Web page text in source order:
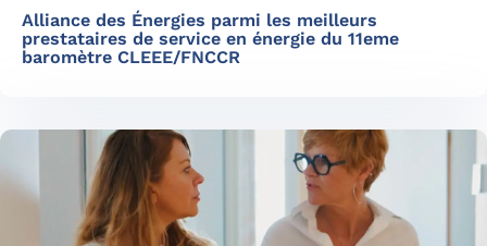
Alliance des Énergies parmi les meilleurs
prestataires de service en énergie du 11eme
baromètre CLEEE/FNCCR